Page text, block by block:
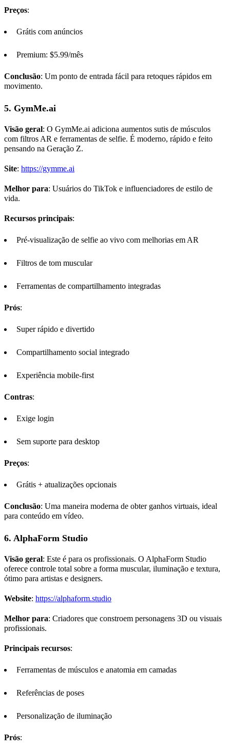
Preços:
Grátis com anúncios
Premium: $5.99/mês
Conclusão: Um ponto de entrada fácil para retoques rápidos em
movimento.
5. GymMe.ai
Visão geral: O GymMe.ai adiciona aumentos sutis de músculos
com filtros AR e ferramentas de selfie. É moderno, rápido e feito
pensando na Geração Z.
Site: https://gymme.ai
Melhor para: Usuários do TikTok e influenciadores de estilo de
vida.
Recursos principais:
Pré-visualização de selfie ao vivo com melhorias em AR
Filtros de tom muscular
Ferramentas de compartilhamento integradas
Prós:
Super rápido e divertido
Compartilhamento social integrado
Experiência mobile-first
Contras:
Exige login
Sem suporte para desktop
Preços:
Grátis + atualizações opcionais
Conclusão: Uma maneira moderna de obter ganhos virtuais, ideal
para conteúdo em vídeo.
6. AlphaForm Studio
Visão geral: Este é para os profissionais. O AlphaForm Studio
oferece controle total sobre a forma muscular, iluminação e textura,
ótimo para artistas e designers.
Website: https://alphaform.studio
Melhor para: Criadores que constroem personagens 3D ou visuais
profissionais.
Principais recursos:
Ferramentas de músculos e anatomia em camadas
Referências de poses
Personalização de iluminação
Prós: